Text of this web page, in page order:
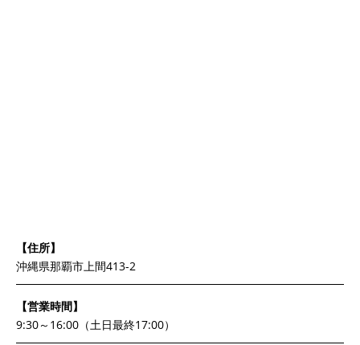
【住所】
沖縄県那覇市上間413-2
【営業時間】
9:30～16:00（土日最終17:00）